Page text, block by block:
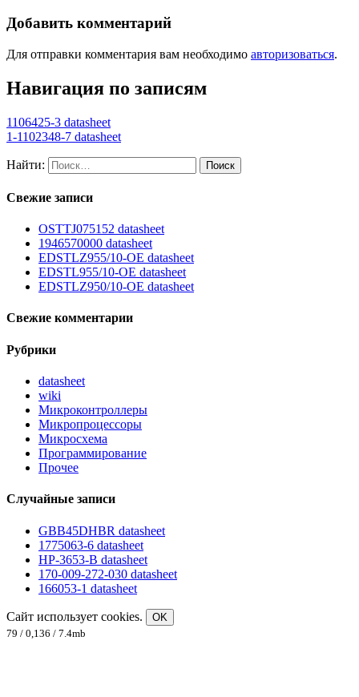
Добавить комментарий
Для отправки комментария вам необходимо авторизоваться.
Навигация по записям
1106425-3 datasheet
1-1102348-7 datasheet
Найти:
Свежие записи
OSTTJ075152 datasheet
1946570000 datasheet
EDSTLZ955/10-OE datasheet
EDSTL955/10-OE datasheet
EDSTLZ950/10-OE datasheet
Свежие комментарии
Рубрики
datasheet
wiki
Микроконтроллеры
Микропроцессоры
Микросхема
Программирование
Прочее
Случайные записи
GBB45DHBR datasheet
1775063-6 datasheet
HP-3653-B datasheet
170-009-272-030 datasheet
166053-1 datasheet
Сайт использует cookies.
OK
79 / 0,136 / 7.4mb